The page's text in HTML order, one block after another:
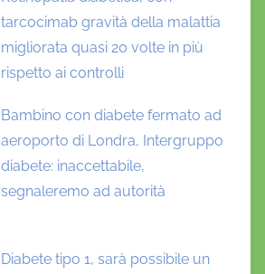
tarcocimab gravità della malattia
migliorata quasi 20 volte in più
rispetto ai controlli
Bambino con diabete fermato ad
aeroporto di Londra, Intergruppo
diabete: inaccettabile,
segnaleremo ad autorità
Diabete tipo 1, sarà possibile un